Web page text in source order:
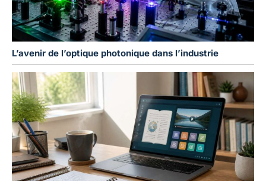
L’avenir de l’optique photonique dans l’industrie